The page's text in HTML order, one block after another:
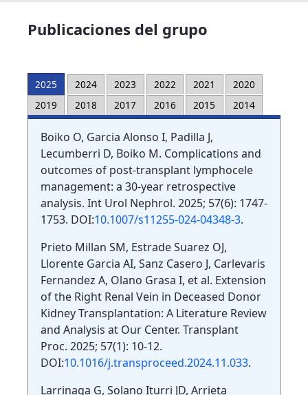
Publicaciones del grupo
2025 2024 2023 2022 2021
2020
2019
2018 2017 2016 2015 2014
Boiko O, Garcia Alonso I, Padilla J,
Lecumberri D, Boiko M. Complications and
outcomes of post-transplant lymphocele
management: a 30-year retrospective
analysis. Int Urol Nephrol. 2025; 57(6): 1747-
1753. DOI:10.1007/s11255-024-04348-3.
Prieto Millan SM, Estrade Suarez OJ,
Llorente Garcia AI, Sanz Casero J, Carlevaris
Fernandez A, Olano Grasa I, et al. Extension
of the Right Renal Vein in Deceased Donor
Kidney Transplantation: A Literature Review
and Analysis at Our Center. Transplant
Proc. 2025; 57(1): 10-12.
DOI:10.1016/j.transproceed.2024.11.033.
Larrinaga G, Solano Iturri JD, Arrieta